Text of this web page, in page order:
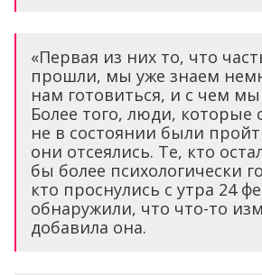
«Первая из них то, что
прошли, мы уже знаем
нам готовиться, и с чем мы
Более того, люди, которые
не в состоянии были
они отсеялись. Те, кто
бы более психологически
кто проснулись с утра 24
обнаружили, что что-то
добавила она.